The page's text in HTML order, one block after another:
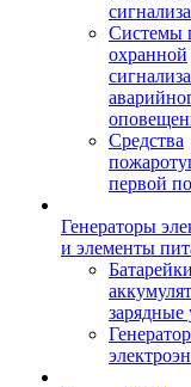
Системы
охранной
Средства
первой
Генераторы
и элементы
зарядные